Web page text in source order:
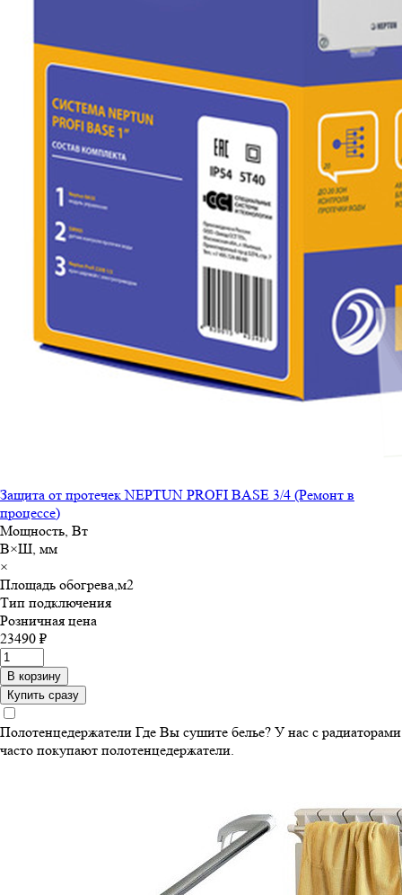
Защита от протечек NEPTUN PROFI BASE 3/4 (Ремонт в
процессе)
Мощность, Вт
В×Ш, мм
×
Площадь обогрева,м2
Тип подключения
Розничная цена
23490 ₽
В корзину
Купить сразу
Полотенцедержатели Где Вы сушите белье? У нас с радиаторами
часто покупают полотенцедержатели.